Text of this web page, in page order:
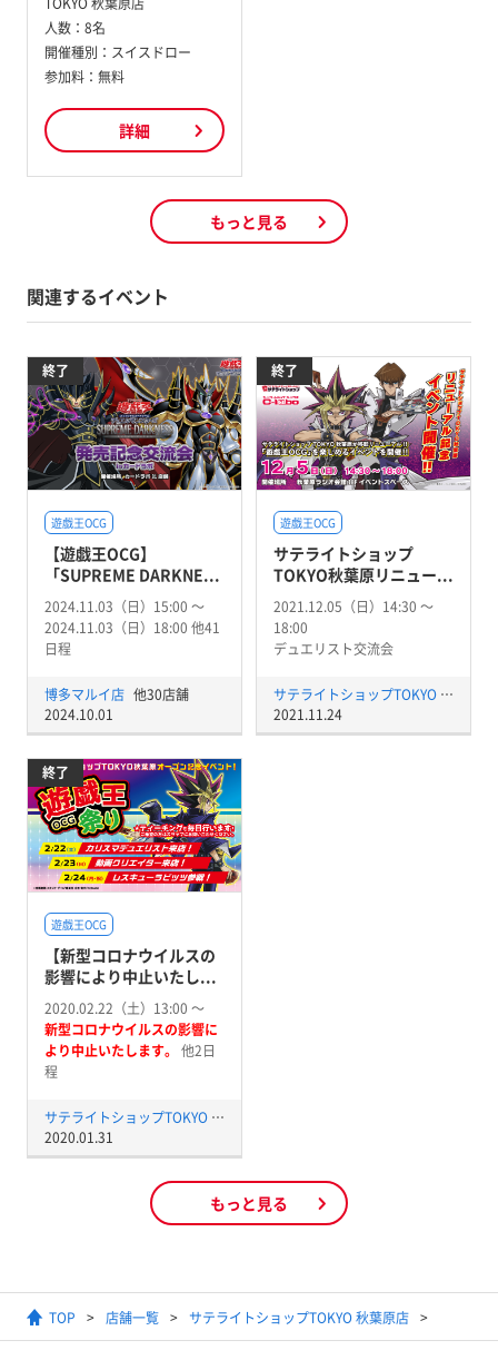
人数： 8名
開催種別： スイスドロー
参加料： 無料
詳細
もっと見る
関連するイベント
終了
遊戯王OCG
【遊戯王OCG】
「SUPREME DARKNE...
2024.11.03（日）15:00 〜
2024.11.03（日）18:00 他41
日程
博多マルイ店 他30店舗
2024.10.01
終了
遊戯王OCG
サテライトショップ
TOKYO秋葉原リニュー...
2021.12.05（日）14:30 〜
18:00
デュエリスト交流会
サテライトショップTOKYO 秋葉原店
2021.11.24
終了
遊戯王OCG
【新型コロナウイルスの
影響により中止いたし...
2020.02.22（土）13:00 〜
新型コロナウイルスの影響に
より中止いたします。 他2日
程
サテライトショップTOKYO 秋葉原店
2020.01.31
もっと見る
TOP 店舗一覧 サテライトショップTOKYO 秋葉原店